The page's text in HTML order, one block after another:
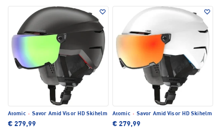
Atomic · Savor Amid Visor HD Skihelm
€ 279,99
Atomic · Savor Amid Visor HD Skihelm
€ 279,99